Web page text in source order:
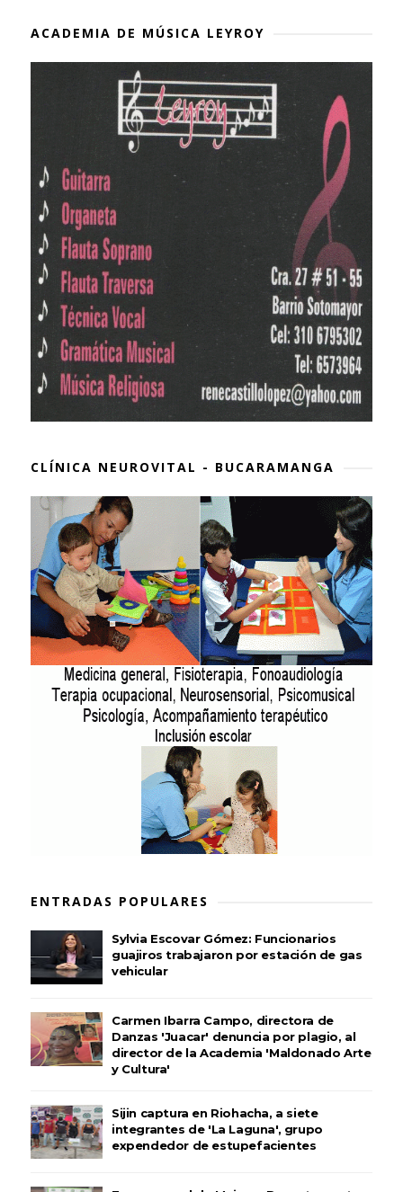
ACADEMIA DE MÚSICA LEYROY
CLÍNICA NEUROVITAL - BUCARAMANGA
ENTRADAS POPULARES
Sylvia Escovar Gómez: Funcionarios
guajiros trabajaron por estación de gas
vehicular
Carmen Ibarra Campo, directora de
Danzas 'Juacar' denuncia por plagio, al
director de la Academia 'Maldonado Arte
y Cultura'
Sijin captura en Riohacha, a siete
integrantes de 'La Laguna', grupo
expendedor de estupefacientes